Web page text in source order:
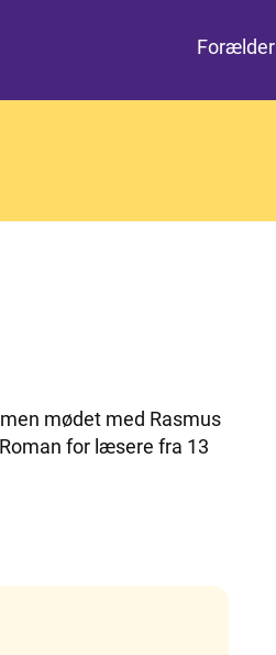
Forælder
mødet med Rasmus
for læsere fra 13